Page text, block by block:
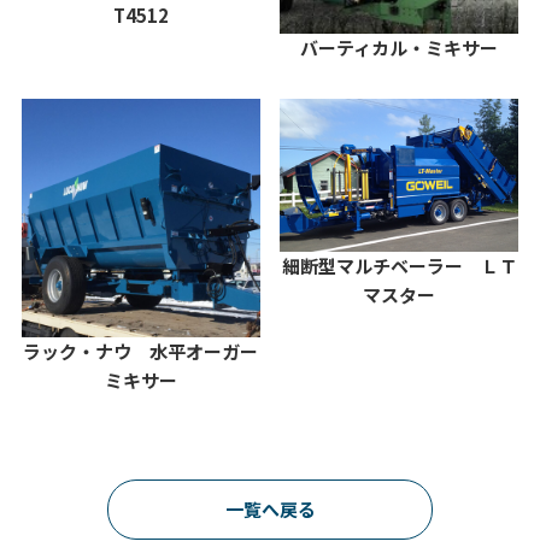
T4512
バーティカル・ミキサー
ラック・ナウ 水平オーガー
ミキサー
細断型マルチベーラー ＬＴ
マスター
一覧へ戻る